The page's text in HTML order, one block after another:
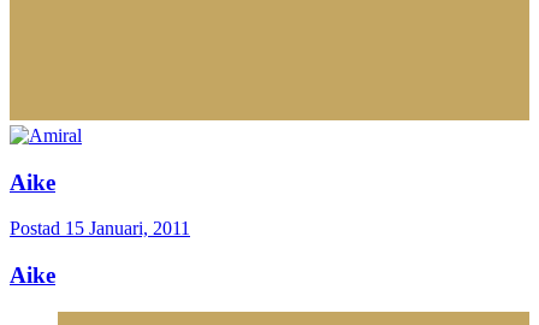
Aike
Postad 15 Januari, 2011
Aike